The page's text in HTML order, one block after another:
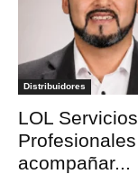
Distribuidores
LOL
acompañar...